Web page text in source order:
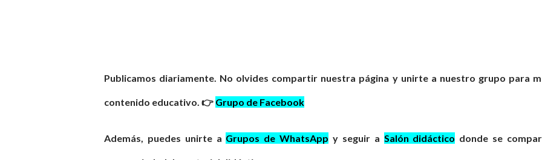
Publicamos diariamente. No olvides compartir nuestra página y unirte a nuestro grupo para
contenido educativo. 👉 Grupo de Facebook
Además, puedes unirte a Grupos de WhatsApp y seguir a Salón didáctico donde se